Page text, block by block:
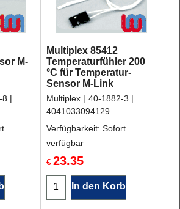
M-
8
Multiplex 85412
Temperaturfühler 200
°C für Temperatur-
Sensor M-Link
€23.35
Multiplex
40-1882-3
4041033094129
Verfügbarkeit: Sofort
verfügbar
In den Korb